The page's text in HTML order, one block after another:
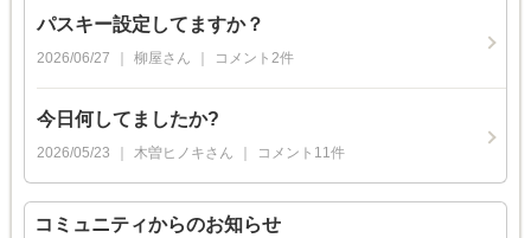
パスキー設定してますか？
2026/06/27 柳屋さん コメント 2件
今日何してましたか?
2026/05/23 木曽ヒノキさん コメント 11 件
コミュニティからのお知らせ